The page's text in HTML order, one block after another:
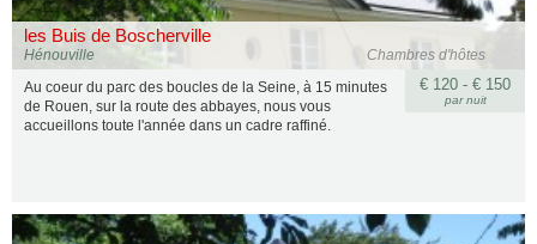
les Buis de Boscherville
Chambres d'hôtes
Hénouville
€ 120 - € 150
par nuit
Au coeur du parc des boucles de la Seine, à 15 minutes
de Rouen, sur la route des abbayes, nous vous
accueillons toute l'année dans un cadre raffiné.